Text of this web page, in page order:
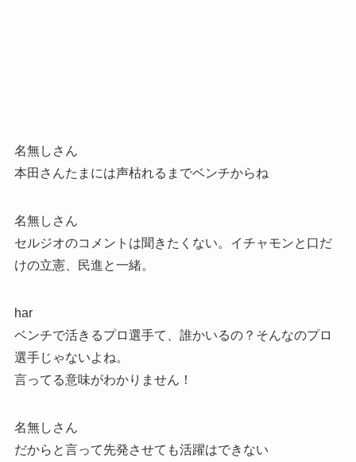
名無しさん
本田さんたまには声枯れるまでベンチからね
名無しさん
セルジオのコメントは聞きたくない。イチャモンと口だ
けの立憲、民進と一緒。
har
ベンチで活きるプロ選手て、誰かいるの？そんなのプロ
選手じゃないよね。
言ってる意味がわかりません！
名無しさん
だからと言って先発させても活躍はできない